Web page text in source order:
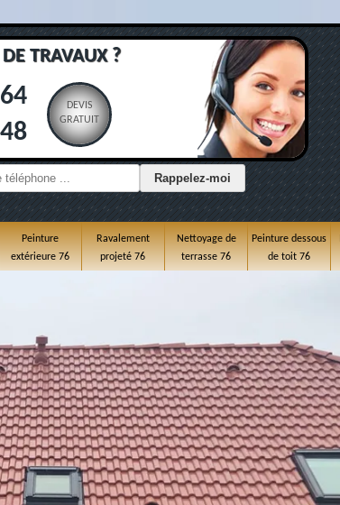
TRAVAUX ?
DEVIS
GRATUIT
Peinture
extérieure 76
Ravalement
projeté 76
Nettoyage de
terrasse 76
Peinture dessous
de toit 76